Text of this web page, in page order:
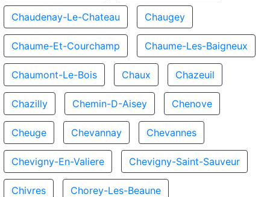
Chaudenay-Le-Chateau Chaugey
Chaume-Et-Courchamp Chaume-Les-Baigneux
Chaumont-Le-Bois Chaux Chazeuil
Chazilly Chemin-D-Aisey Chenove
Cheuge Chevannay Chevannes
Chevigny-En-Valiere Chevigny-Saint-Sauveur
Chivres Chorey-Les-Beaune